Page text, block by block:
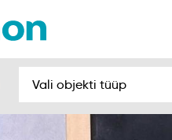
Vali objekti tüüp